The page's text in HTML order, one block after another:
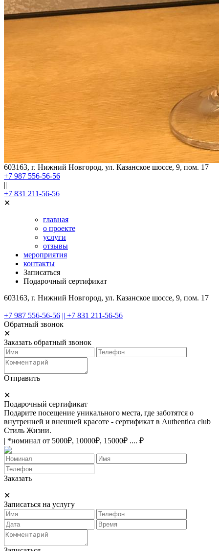
603163, г. Нижний Новгород, ул. Казанское шоссе, 9, пом. 17
+7 987 556-56-56
||
+7 831 211-56-56
✕
главная
о проекте
услуги
отзывы
мероприятия
контакты
Записаться
Подарочный сертификат
603163, г. Нижний Новгород, ул. Казанское шоссе, 9, пом. 17
+7 987 556-56-56 || +7 831 211-56-56
Обратный звонок
✕
Заказать обратный звонок
Отправить
✕
Подарочный сертификат
Подарите посещение уникального места, где заботятся о
внутренней и внешней красоте - сертификат в Authentica club
Стиль Жизни.
| *номинал от 5000₽, 10000₽, 15000₽ .... ₽
Заказать
✕
Записаться на услугу